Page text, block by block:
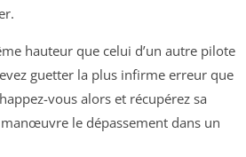
hauteur que celui d’un autre pilote
guetter la plus infirme erreur que
vous alors et récupérez sa
le dépassement dans un